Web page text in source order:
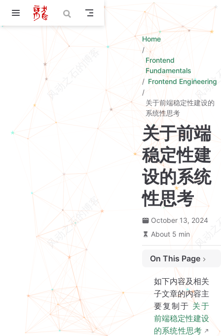
Skip to main content
Home
Frontend
Fundamentals
Frontend Engineering
关于前端稳定性建设的
系统性思考
关于前端
稳定性建
设的系统
性思考
October 13, 2024
About 5 min
On This Page
浏览器兼容性问题
网络环境复杂多变
第三方服务不可用
代码质量参差不齐
如下内容及相关
子文章的内容主
要复制于 关于
前端稳定性建设
的系统性思考